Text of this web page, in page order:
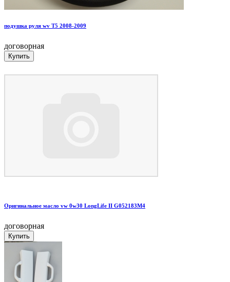
подушка руля wv T5 2008-2009
договорная
Оригинальное масло vw 0w30 LongLife II G052183M4
договорная